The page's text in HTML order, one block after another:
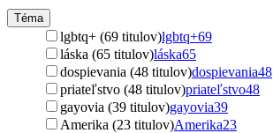
Téma
lgbtq+ (69 titulov)lgbtq+69
láska (65 titulov)láska65
dospievania (48 titulov)dospievania48
priateľstvo (48 titulov)priateľstvo48
gayovia (39 titulov)gayovia39
Amerika (23 titulov)Amerika23